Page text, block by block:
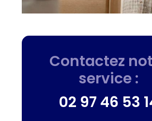
Contactez
service :
02 97 46 53